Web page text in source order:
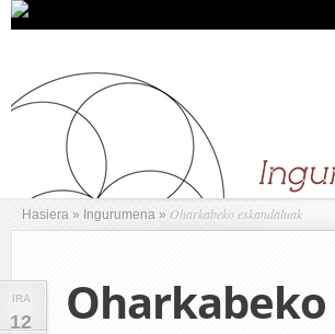
Hasiera » Ingurumena » Oharkabeko eskandaluak
IRA
12